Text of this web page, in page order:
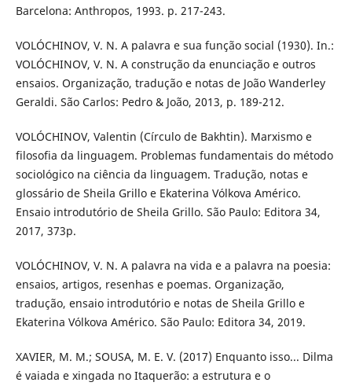
Barcelona: Anthropos, 1993. p. 217-243.
VOLÓCHINOV, V. N. A palavra e sua função social (1930). In.:
VOLÓCHINOV, V. N. A construção da enunciação e outros
ensaios. Organização, tradução e notas de João Wanderley
Geraldi. São Carlos: Pedro & João, 2013, p. 189-212.
VOLÓCHINOV, Valentin (Círculo de Bakhtin). Marxismo e
filosofia da linguagem. Problemas fundamentais do método
sociológico na ciência da linguagem. Tradução, notas e
glossário de Sheila Grillo e Ekaterina Vólkova Américo.
Ensaio introdutório de Sheila Grillo. São Paulo: Editora 34,
2017, 373p.
VOLÓCHINOV, V. N. A palavra na vida e a palavra na poesia:
ensaios, artigos, resenhas e poemas. Organização,
tradução, ensaio introdutório e notas de Sheila Grillo e
Ekaterina Vólkova Américo. São Paulo: Editora 34, 2019.
XAVIER, M. M.; SOUSA, M. E. V. (2017) Enquanto isso... Dilma
é vaiada e xingada no Itaquerão: a estrutura e o